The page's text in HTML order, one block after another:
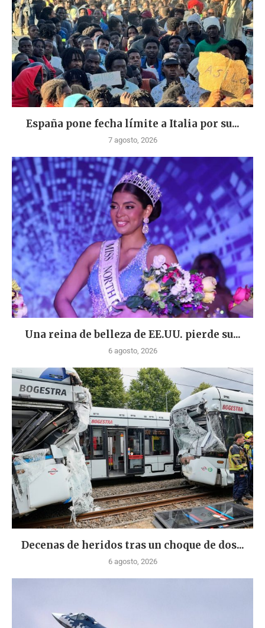
España pone fecha límite a Italia por su...
7 agosto, 2026
Una reina de belleza de EE.UU. pierde su...
6 agosto, 2026
Decenas de heridos tras un choque de dos...
6 agosto, 2026